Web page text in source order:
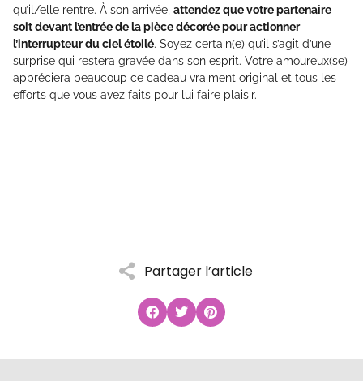
Partager l’article
qu’il/elle rentre. À son arrivée, attendez que votre partenaire
soit devant l’entrée de la pièce décorée pour actionner
l’interrupteur du ciel étoilé. Soyez certain(e) qu’il s’agit d’une
surprise qui restera gravée dans son esprit. Votre amoureux(se)
appréciera beaucoup ce cadeau vraiment original et tous les
efforts que vous avez faits pour lui faire plaisir.